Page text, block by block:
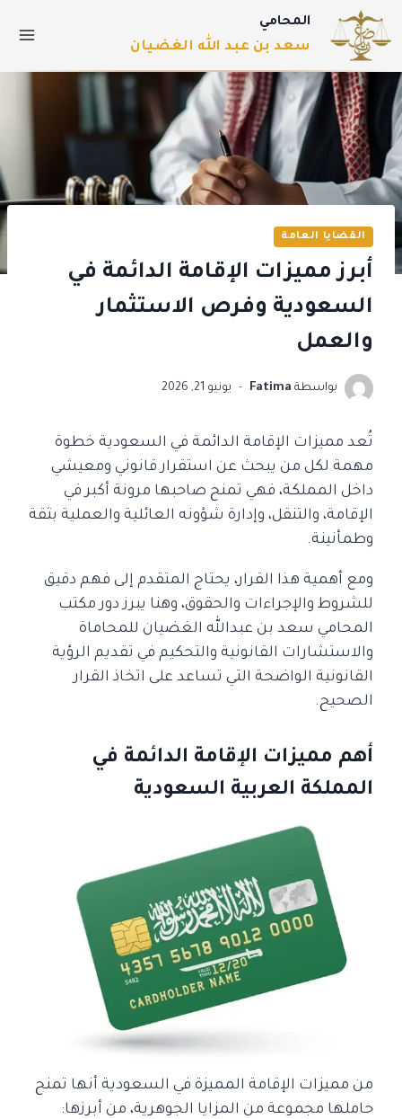
المحامي
سعد بن عبد الله الغضيان
القضايا العامة
أبرز مميزات الإقامة الدائمة في
السعودية وفرص الاستثمار
والعمل
بواسطة Fatima يونيو 21, 2026
تُعد مميزات الإقامة الدائمة في السعودية خطوة
مهمة لكل من يبحث عن استقرار قانوني ومعيشي
داخل المملكة، فهي تمنح صاحبها مرونة أكبر في
الإقامة، والتنقل، وإدارة شؤونه العائلية والعملية بثقة
وطمأنينة.
ومع أهمية هذا القرار، يحتاج المتقدم إلى فهم دقيق
للشروط والإجراءات والحقوق، وهنا يبرز دور مكتب
المحامي سعد بن عبدالله الغضيان للمحاماة
والاستشارات القانونية والتحكيم في تقديم الرؤية
القانونية الواضحة التي تساعد على اتخاذ القرار
الصحيح.
أهم مميزات الإقامة الدائمة في
المملكة العربية السعودية
من مميزات الإقامة المميزة في السعودية أنها تمنح
حاملها مجموعة من المزايا الجوهرية، من أبرزها: